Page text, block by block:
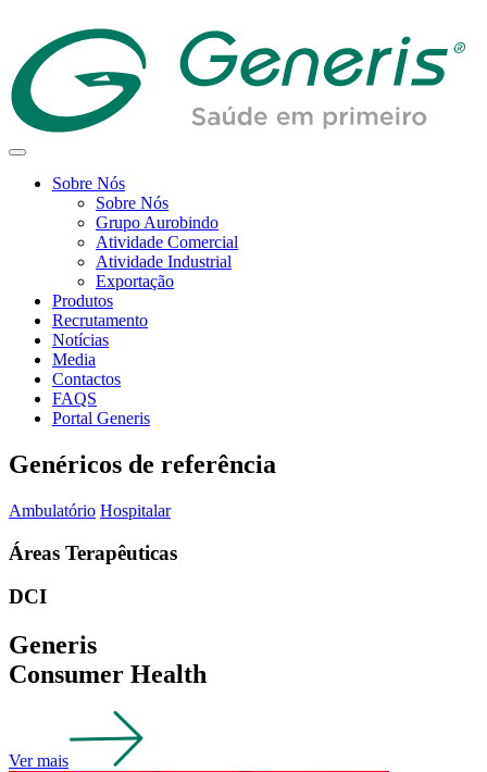
Sobre Nós
Sobre Nós
Grupo Aurobindo
Atividade Comercial
Atividade Industrial
Exportação
Produtos
Recrutamento
Notícias
Media
Contactos
FAQS
Portal Generis
Genéricos de referência
Ambulatório Hospitalar
Áreas Terapêuticas
DCI
Generis
Consumer Health
Ver mais